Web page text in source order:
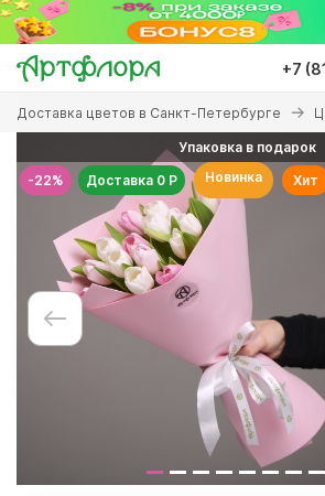
Перейти
основному
содержанию
+7
Вы
здесь
Доставка цветов в Санкт-Петербурге
-22%
Упаковка в подарок
Доставка 0 Р
Новинка Хит